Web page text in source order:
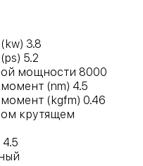
3.8
5.2
мощности 8000
(nm) 4.5
(kgfm) 0.46
крутящем